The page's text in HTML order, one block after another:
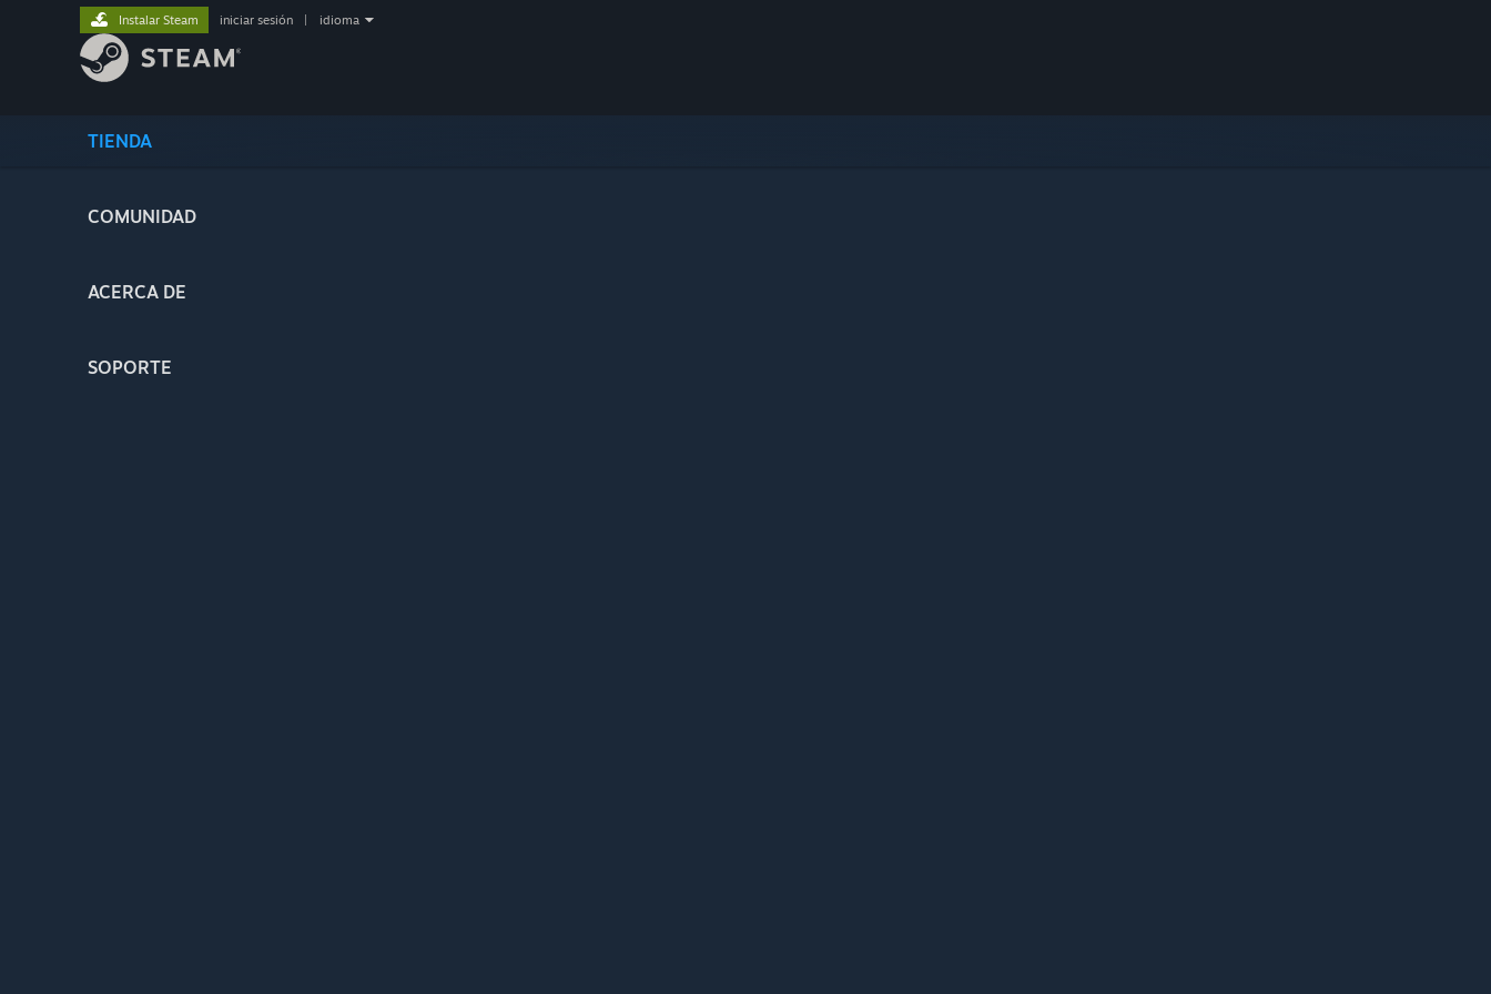
TIENDA
COMUNIDAD
ACERCA DE
SOPORTE
Instalar Steam iniciar sesión idioma